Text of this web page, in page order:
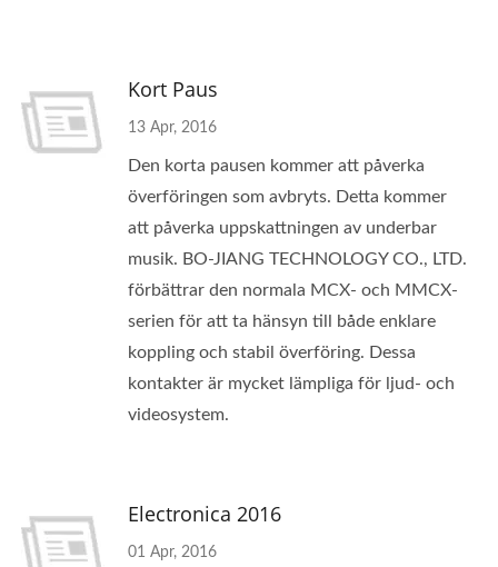
Kort Paus
13 Apr, 2016
Den korta pausen kommer att påverka
överföringen som avbryts. Detta kommer
att påverka uppskattningen av underbar
musik. BO-JIANG TECHNOLOGY CO., LTD.
förbättrar den normala MCX- och MMCX-
serien för att ta hänsyn till både enklare
koppling och stabil överföring. Dessa
kontakter är mycket lämpliga för ljud- och
videosystem.
Electronica 2016
01 Apr, 2016